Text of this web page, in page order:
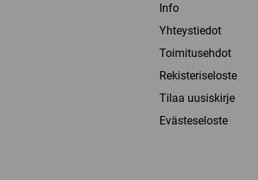
Info
Yhteystiedot
Toimitusehdot
Rekisteriseloste
Tilaa uusiskirje
Evästeseloste